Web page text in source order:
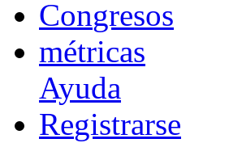
Congresos
métricas
Ayuda
Registrarse